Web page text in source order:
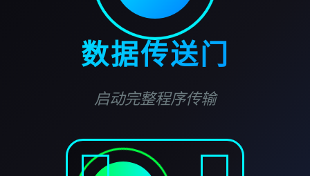
数据传送门
启动完整程序传输